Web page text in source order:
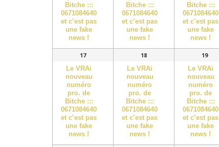
Bitche :::
0671084640
et c’est pas
une fake
news !
Bitche :::
0671084640
et c’est pas
une fake
news !
Bitche :::
0671084640
et c’est pas
une fake
news !
17
Le VRAi
nouveau
numéro
pro. de
Bitche :::
0671084640
et c’est pas
une fake
news !
18
Le VRAi
nouveau
numéro
pro. de
Bitche :::
0671084640
et c’est pas
une fake
news !
19
Le VRAi
nouveau
numéro
pro. de
Bitche :::
0671084640
et c’est pas
une fake
news !